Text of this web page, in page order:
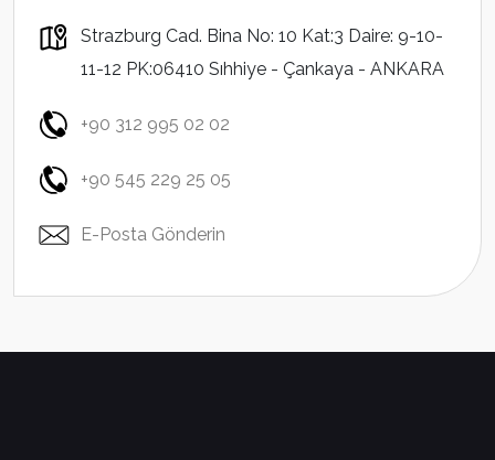
Strazburg Cad. Bina No: 10 Kat:3 Daire: 9-10-
11-12 PK:06410 Sıhhiye - Çankaya - ANKARA
+90 312 995 02 02
+90 545 229 25 05
E-Posta Gönderin